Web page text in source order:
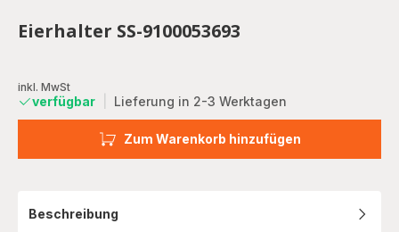
Eierhalter SS-9100053693
inkl. MwSt
verfügbar Lieferung in 2-3 Werktagen
Zum Warenkorb hinzufügen
Beschreibung